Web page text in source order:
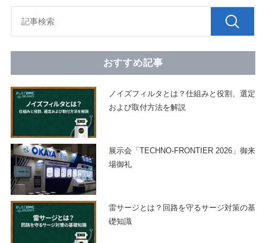
おすすめ記事
ノイズフィルタとは？仕組みと役割、選定
および取付方法を解説
展示会「TECHNO-FRONTIER 2026」御来
場御礼
雷サージとは？回路を守るサージ対策の基
礎知識